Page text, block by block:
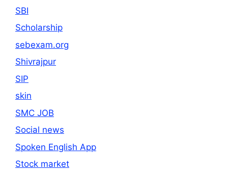
SBI
Scholarship
sebexam.org
Shivrajpur
SIP
skin
SMC JOB
Social news
Spoken English App
Stock market